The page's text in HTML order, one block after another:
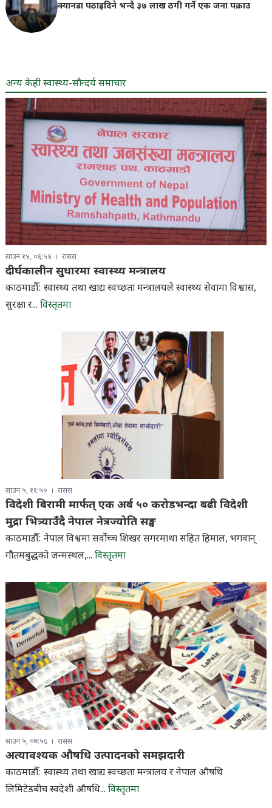
क्यानडा पठाइदिने भन्दै ३७ लाख ठगी गर्ने एक जना पक्राउ
अन्य केही स्वास्थ्य-सौन्दर्य समाचार
साउन १४, ०६:५४ रासस
दीर्घकालीन सुधारमा स्वास्थ्य मन्त्रालय
काठमाडौँ: स्वास्थ्य तथा खाद्य स्वच्छता मन्त्रालयले स्वास्थ्य सेवामा विश्वास,
सुरक्षा र... विस्तृतमा
साउन ५, ११:५० रासस
विदेशी बिरामी मार्फत् एक अर्ब ५० करोडभन्दा बढी विदेशी
मुद्रा भित्र्याउँदै नेपाल नेत्रज्योति सङ्घ
काठमाडौँ: नेपाल विश्वमा सर्वाेच्च शिखर सगरमाथा सहित हिमाल, भगवान्
गौतमबुद्धको जन्मस्थल,... विस्तृतमा
साउन ५, ०७:५६ रासस
अत्यावश्यक औषधि उत्पादनको समझदारी
काठमाडौँ: स्वास्थ्य तथा खाद्य स्वच्छता मन्त्रालय र नेपाल औषधि
लिमिटेडबीच स्वदेशी औषधि... विस्तृतमा